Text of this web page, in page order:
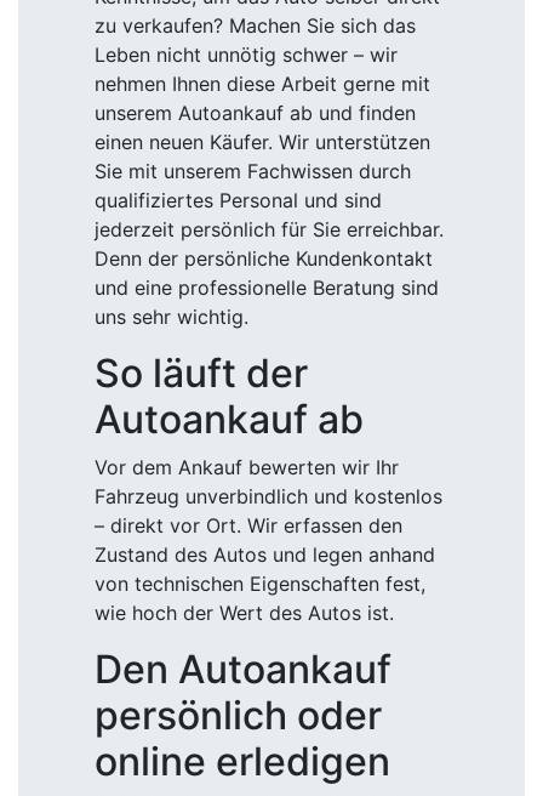
zu verkaufen? Machen Sie sich das
Leben nicht unnötig schwer – wir
nehmen Ihnen diese Arbeit gerne mit
unserem Autoankauf ab und finden
einen neuen Käufer. Wir unterstützen
Sie mit unserem Fachwissen durch
qualifiziertes Personal und sind
jederzeit persönlich für Sie erreichbar.
Denn der persönliche Kundenkontakt
und eine professionelle Beratung sind
uns sehr wichtig.
So läuft der
Autoankauf ab
Vor dem Ankauf bewerten wir Ihr
Fahrzeug unverbindlich und kostenlos
– direkt vor Ort. Wir erfassen den
Zustand des Autos und legen anhand
von technischen Eigenschaften fest,
wie hoch der Wert des Autos ist.
Den Autoankauf
persönlich oder
online erledigen